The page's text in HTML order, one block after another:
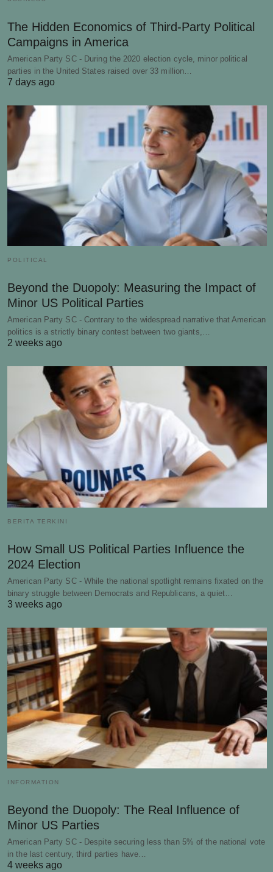
The Hidden Economics of Third-Party Political
Campaigns in America
American Party SC - During the 2020 election cycle, minor political
parties in the United States raised over 33 million…
7 days ago
POLITICAL
Beyond the Duopoly: Measuring the Impact of
Minor US Political Parties
American Party SC - Contrary to the widespread narrative that American
politics is a strictly binary contest between two giants,…
2 weeks ago
BERITA TERKINI
How Small US Political Parties Influence the
2024 Election
American Party SC - While the national spotlight remains fixated on the
binary struggle between Democrats and Republicans, a quiet…
3 weeks ago
INFORMATION
Beyond the Duopoly: The Real Influence of
Minor US Parties
American Party SC - Despite securing less than 5% of the national vote
in the last century, third parties have…
4 weeks ago